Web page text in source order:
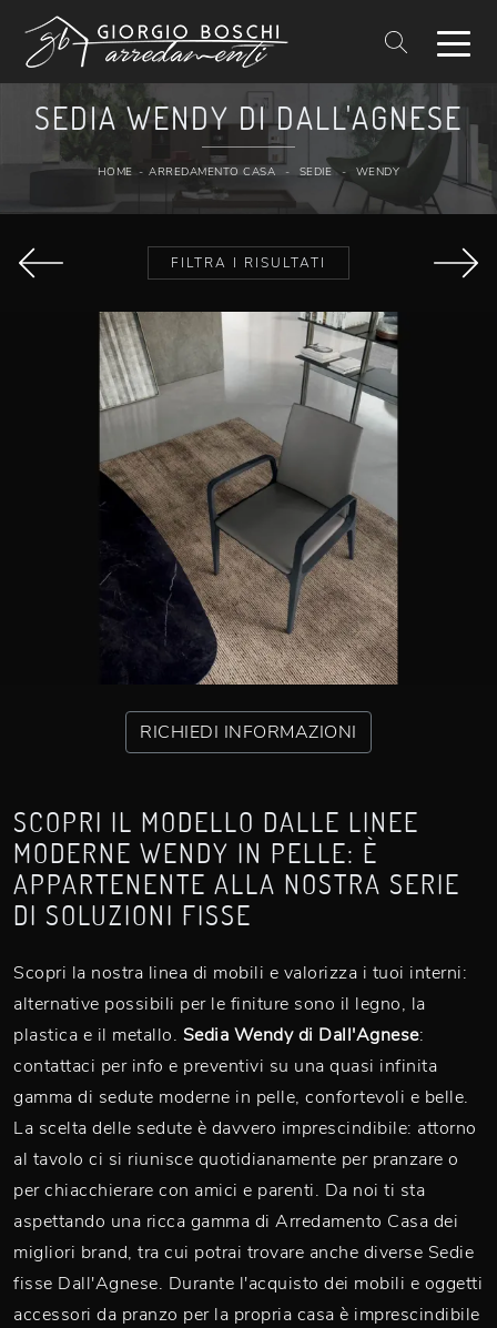
SEDIA WENDY DI DALL'AGNESE
HOME - ARREDAMENTO CASA - SEDIE - WENDY
FILTRA I RISULTATI
RICHIEDI INFORMAZIONI
SCOPRI IL MODELLO DALLE LINEE
MODERNE WENDY IN PELLE: È
APPARTENENTE ALLA NOSTRA SERIE
DI SOLUZIONI FISSE
Scopri la nostra linea di mobili e valorizza i tuoi interni:
alternative possibili per le finiture sono il legno, la
plastica e il metallo. Sedia Wendy di Dall'Agnese:
contattaci per info e preventivi su una quasi infinita
gamma di sedute moderne in pelle, confortevoli e belle.
La scelta delle sedute è davvero imprescindibile: attorno
al tavolo ci si riunisce quotidianamente per pranzare o
per chiacchierare con amici e parenti. Da noi ti sta
aspettando una ricca gamma di Arredamento Casa dei
migliori brand, tra cui potrai trovare anche diverse Sedie
fisse Dall'Agnese. Durante l'acquisto dei mobili e oggetti
accessori da pranzo per la propria casa è imprescindibile